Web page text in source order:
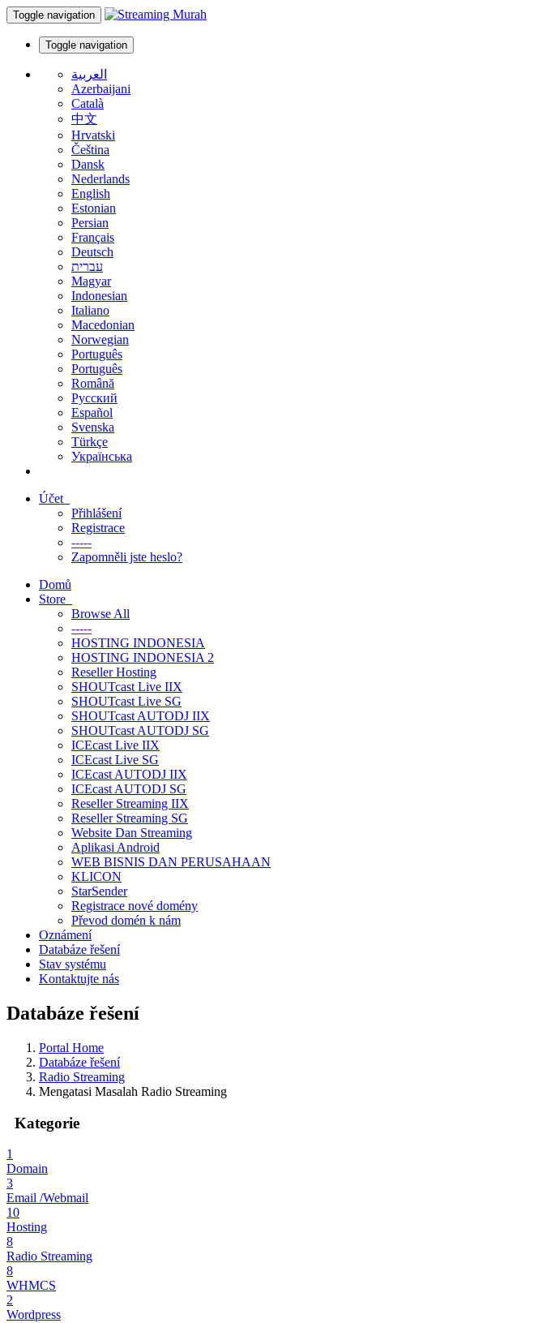
Toggle navigation
Toggle navigation
العربية
Azerbaijani
Català
中文
Hrvatski
Čeština
Dansk
Nederlands
English
Estonian
Persian
Français
Deutsch
עברית
Magyar
Indonesian
Italiano
Macedonian
Norwegian
Português
Português
Română
Русский
Español
Svenska
Türkçe
Українська
Účet
Přihlášení
Registrace
-----
Zapomněli jste heslo?
Domů
Store
Browse All
-----
HOSTING INDONESIA
HOSTING INDONESIA 2
Reseller Hosting
SHOUTcast Live IIX
SHOUTcast Live SG
SHOUTcast AUTODJ IIX
SHOUTcast AUTODJ SG
ICEcast Live IIX
ICEcast Live SG
ICEcast AUTODJ IIX
ICEcast AUTODJ SG
Reseller Streaming IIX
Reseller Streaming SG
Website Dan Streaming
Aplikasi Android
WEB BISNIS DAN PERUSAHAAN
KLICON
StarSender
Registrace nové domény
Převod domén k nám
Oznámení
Databáze řešení
Stav systému
Kontaktujte nás
Databáze řešení
Portal Home
Databáze řešení
Radio Streaming
Mengatasi Masalah Radio Streaming
Kategorie
1
Domain
3
Email /Webmail
10
Hosting
8
Radio Streaming
8
WHMCS
2
Wordpress